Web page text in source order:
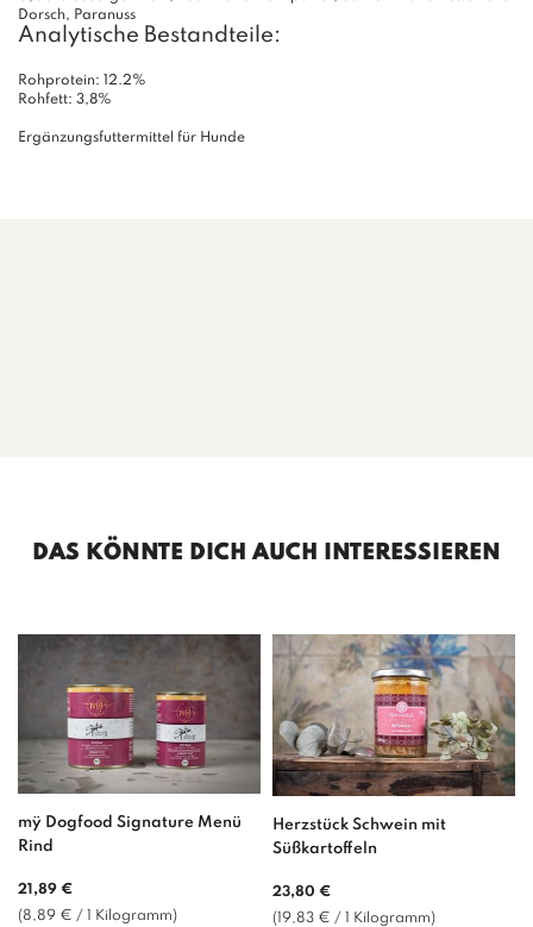
Dorsch, Paranuss
Analytische Bestandteile:
Rohprotein: 12.2%
Rohfett: 3,8%
Ergänzungsfuttermittel für Hunde
DAS KÖNNTE DICH AUCH INTERESSIEREN
mÿ Dogfood Signature Menü
Rind
21,89 €
(8,89 € / 1 Kilogramm)
Herzstück Schwein mit
Süßkartoffeln
23,80 €
(19,83 € / 1 Kilogramm)